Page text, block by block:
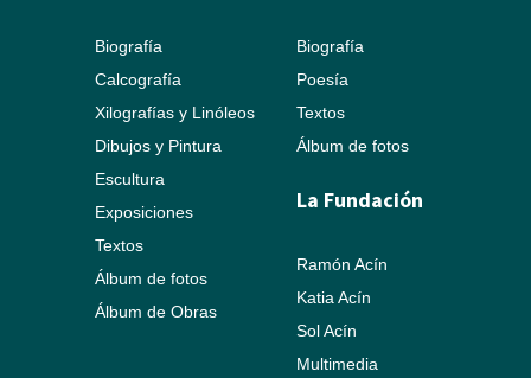
Biografía
Calcografía
Xilografías y Linóleos
Dibujos y Pintura
Escultura
Exposiciones
Textos
Álbum de fotos
Álbum de Obras
Biografía
Poesía
Textos
Álbum de fotos
La Fundación
Ramón Acín
Katia Acín
Sol Acín
Multimedia